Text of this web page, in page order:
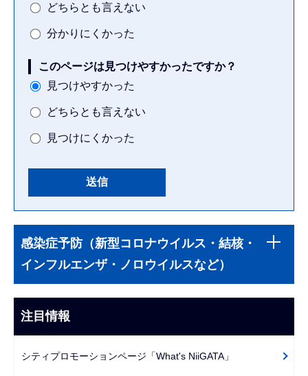
どちらとも言えない
分かりにくかった
このページは見つけやすかったですか？
見つけやすかった
どちらとも言えない
見つけにくかった
文
ま
で
ゲ
感染症予防（新型コロナウイルス・結核・
インフルエンザ・ノロウイルスなど）
注目情報
シティプロモーションページ「What's NiiGATA」